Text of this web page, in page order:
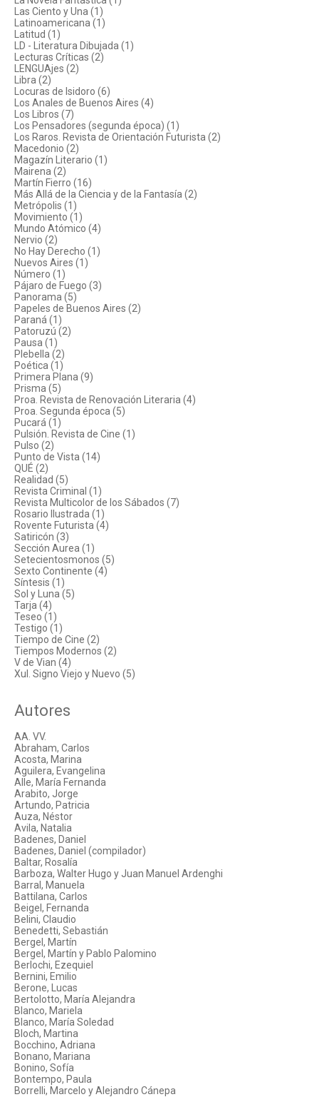
Las Ciento y Una (1)
Latinoamericana (1)
Latitud (1)
LD - Literatura Dibujada (1)
Lecturas Críticas (2)
LENGUAjes (2)
Libra (2)
Locuras de Isidoro (6)
Los Anales de Buenos Aires (4)
Los Libros (7)
Los Pensadores (segunda época) (1)
Los Raros. Revista de Orientación Futurista (2)
Macedonio (2)
Magazín Literario (1)
Mairena (2)
Martín Fierro (16)
Más Allá de la Ciencia y de la Fantasía (2)
Metrópolis (1)
Movimiento (1)
Mundo Atómico (4)
Nervio (2)
No Hay Derecho (1)
Nuevos Aires (1)
Número (1)
Pájaro de Fuego (3)
Panorama (5)
Papeles de Buenos Aires (2)
Paraná (1)
Patoruzú (2)
Pausa (1)
Plebella (2)
Poética (1)
Primera Plana (9)
Prisma (5)
Proa. Revista de Renovación Literaria (4)
Proa. Segunda época (5)
Pucará (1)
Pulsión. Revista de Cine (1)
Pulso (2)
Punto de Vista (14)
QUÉ (2)
Realidad (5)
Revista Criminal (1)
Revista Multicolor de los Sábados (7)
Rosario Ilustrada (1)
Rovente Futurista (4)
Satiricón (3)
Sección Aurea (1)
Setecientosmonos (5)
Sexto Continente (4)
Síntesis (1)
Sol y Luna (5)
Tarja (4)
Teseo (1)
Testigo (1)
Tiempo de Cine (2)
Tiempos Modernos (2)
V de Vian (4)
Xul. Signo Viejo y Nuevo (5)
Autores
AA. VV.
Abraham, Carlos
Acosta, Marina
Aguilera, Evangelina
Alle, María Fernanda
Arabito, Jorge
Artundo, Patricia
Auza, Néstor
Avila, Natalia
Badenes, Daniel
Badenes, Daniel (compilador)
Baltar, Rosalía
Barboza, Walter Hugo y Juan Manuel Ardenghi
Barral, Manuela
Battilana, Carlos
Beigel, Fernanda
Belini, Claudio
Benedetti, Sebastián
Bergel, Martín
Bergel, Martín y Pablo Palomino
Berlochi, Ezequiel
Bernini, Emilio
Berone, Lucas
Bertolotto, María Alejandra
Blanco, Mariela
Blanco, María Soledad
Bloch, Martina
Bocchino, Adriana
Bonano, Mariana
Bonino, Sofía
Bontempo, Paula
Borrelli, Marcelo y Alejandro Cánepa